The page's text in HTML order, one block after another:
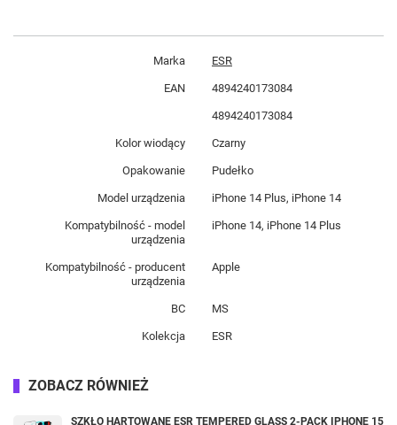
Marka ESR
EAN 4894240173084
4894240173084
Kolor wiodący Czarny
Opakowanie Pudełko
Model urządzenia iPhone 14 Plus, iPhone 14
Kompatybilność - model
urządzenia
iPhone 14, iPhone 14 Plus
Kompatybilność - producent
urządzenia
Apple
BC MS
Kolekcja ESR
ZOBACZ RÓWNIEŻ
SZKŁO HARTOWANE ESR TEMPERED GLASS 2-PACK IPHONE 15